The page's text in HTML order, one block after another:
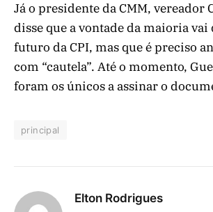
Já o presidente da CMM, vereador
disse que a vontade da maioria
futuro da CPI, mas que é preciso
com “cautela”. Até o momento,
foram os únicos a assinar o
principal
Elton Rodrigues